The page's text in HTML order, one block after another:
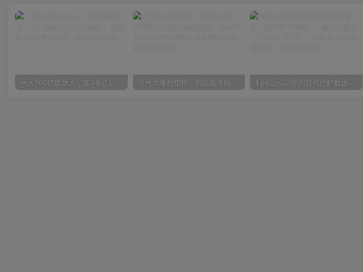
一天200打底收入，复制粘贴即可，一个适合任何人的项目！ 不再为涨粉犯愁，用这款涨粉APP解决你的涨粉难问题，在养号中自动涨粉 利用公式制作内容和理解数据课：摒弃学习时间，一套公式解决一个问题（31节）